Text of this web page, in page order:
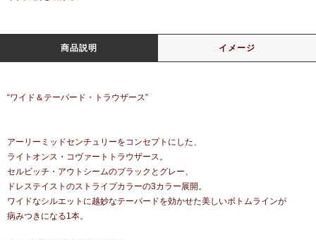
商品説明 イメージ
“ワイド＆テーパード・トラウザース”
アーリーミッドセンチュリーをコンセプトにした、
ライトオンス・コヴァートトラウザース。
セルビッチ・アウトシームのブラックとグレー、
ドレステイストのストライプカラーの3カラー展開。
ワイドなシルエットに越妙なテーパードを効かせた美しいボトムラインが
病みつきになる1本。